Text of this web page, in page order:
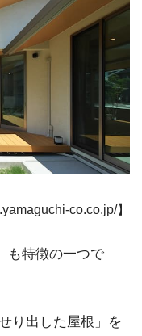
co.co.jp/】
も特徴の一つで
り出した屋根」を